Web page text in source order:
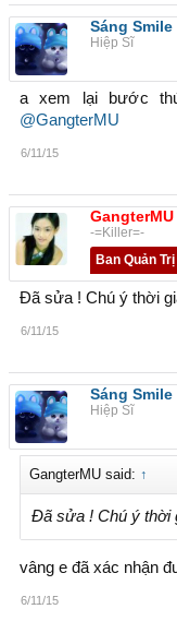
Sáng Smile
Hiệp Sĩ
a xem lại bước
@GangterMU
6/11/15
GangterMU
-=Killer=-
Ban Quản Trị
Đã sửa ! Chú ý thời
6/11/15
Sáng Smile
Hiệp Sĩ
GangterMU said: ↑
Đã sửa ! Chú ý thời
vâng e đã xác nhận
6/11/15